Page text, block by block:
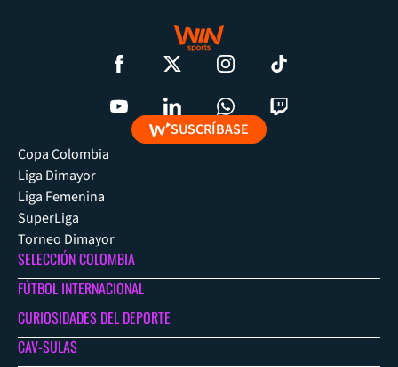
SUSCRÍBASE
Copa Colombia
Liga Dimayor
Liga Femenina
SuperLiga
Torneo Dimayor
SELECCIÓN COLOMBIA
FÚTBOL INTERNACIONAL
CURIOSIDADES DEL DEPORTE
CAV-SULAS